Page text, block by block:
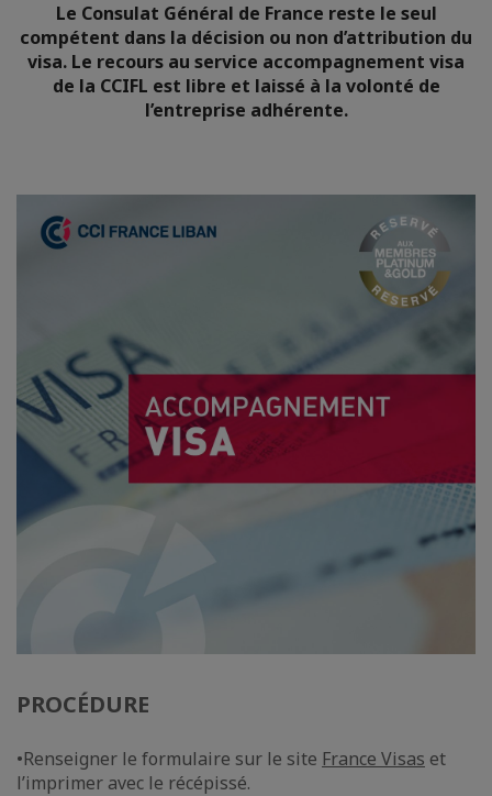
Le Consulat Général de France reste le seul
compétent dans la décision ou non d’attribution du
visa. Le recours au service accompagnement visa
de la CCIFL est libre et laissé à la volonté de
l’entreprise adhérente.
PROCÉDURE
•Renseigner le formulaire sur le site France Visas et
l’imprimer avec le récépissé.